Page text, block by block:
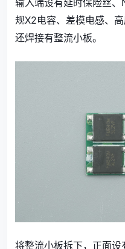
规X2电容、差模电感、
还焊接有整流小板。
将整流小板拆下，正面设